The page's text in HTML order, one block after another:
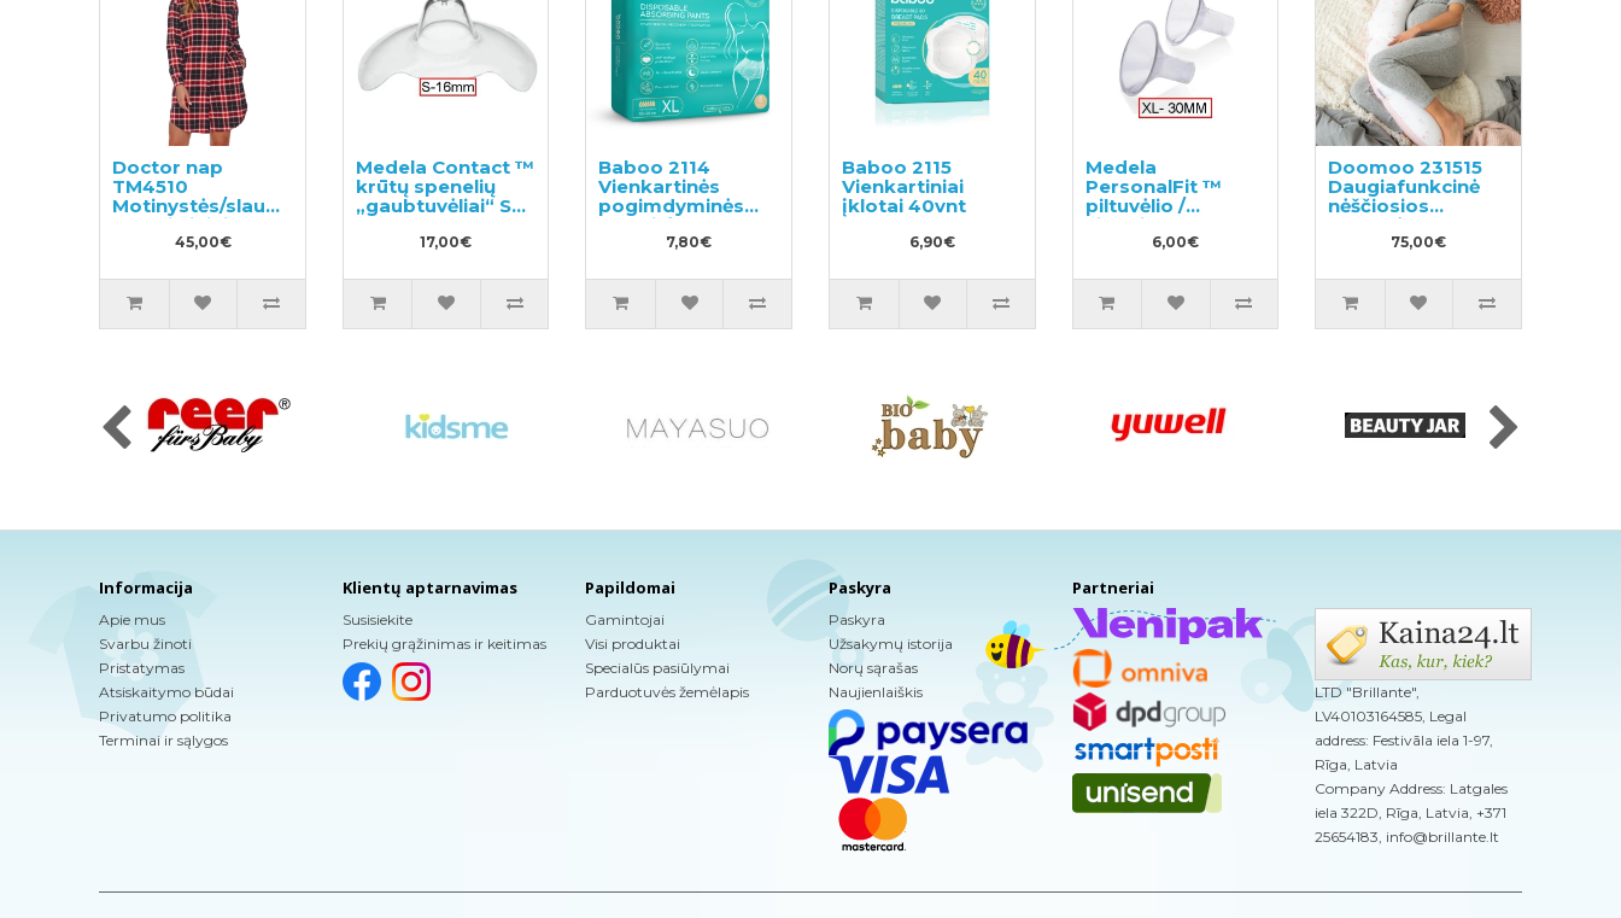
Doctor nap
TM4510
Motinystės/slaugos
medvilniniai
naktiniai45,00€
Medela Contact ™
krūtų spenelių
„gaubtuvėliai“ S
17,00€
Baboo 2114
Vienkartinės
pogimdyminės
kelnaitės XL 5vnt
7,80€
Baboo 2115
Vienkartiniai
įklotai 40vnt
6,90€
Medela
PersonalFit ™
piltuvėlio /
siurbliuko
purkštukas, XL
6,00€
Doomoo 231515
Daugiafunkcinė
nėščiosios
pagalvė
75,00€
Informacija
Apie mus
Svarbu žinoti
Pristatymas
Atsiskaitymo būdai
Privatumo politika
Terminai ir sąlygos
Klientų aptarnavimas
Susisiekite
Prekių grąžinimas ir keitimas
Papildomai
Gamintojai
Visi produktai
Specialūs pasiūlymai
Parduotuvės žemėlapis
Paskyra
Paskyra
Užsakymų istorija
Norų sąrašas
Naujienlaiškis
Partneriai
LTD "Brillante",
LV40103164585, Legal
address: Festivāla iela 1-97,
Rīga, Latvia
Company Address: Latgales
iela 322D, Rīga, Latvia, +371
25654183, info@brillante.lt